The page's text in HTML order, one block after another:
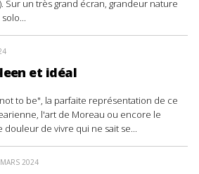
Sur un très grand écran, grandeur nature
et idéal
to be", la parfaite représentation de ce
l'art de Moreau ou encore le
de vivre qui ne sait se...
2024